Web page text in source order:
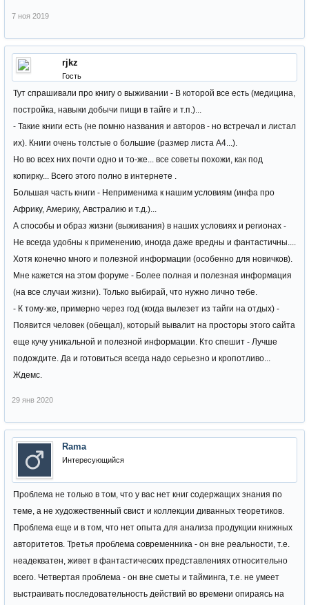
7 ноя 2019
rjkz
Гость
Тут спрашивали про книгу о выживании - В которой все есть (медицина,
постройка, навыки добычи пищи в тайге и т.п.)...
- Такие книги есть (не помню названия и авторов - но встречал и листал
их). Книги очень толстые о большие (размер листа А4...).
Но во всех них почти одно и то-же... все советы похожи, как под
копирку... Всего этого полно в интернете .
Большая часть книги - Неприменима к нашим условиям (инфа про
Африку, Америку, Австралию и т.д.)...
А способы и образ жизни (выживания) в наших условиях и регионах -
Не всегда удобны к применению, иногда даже вредны и фантастичны....
Хотя конечно много и полезной информации (особенно для новичков).
Мне кажется на этом форуме - Более полная и полезная информация
(на все случаи жизни). Только выбирай, что нужно лично тебе.
- К тому-же, примерно через год (когда вылезет из тайги на отдых) -
Появится человек (обещал), который вывалит на просторы этого сайта
еще кучу уникальной и полезной информации. Кто спешит - Лучше
подождите. Да и готовиться всегда надо серьезно и кропотливо...
Ждемс.
29 янв 2020
Rama
Интересующийся
Проблема не только в том, что у вас нет книг содержащих знания по
теме, а не художественный свист и коллекции диванных теоретиков.
Проблема еще и в том, что нет опыта для анализа продукции книжных
авторитетов. Третья проблема современника - он вне реальности, т.е.
неадекватен, живет в фантастических представлениях относительно
всего. Четвертая проблема - он вне сметы и тайминга, т.е. не умеет
выстраивать последовательность действий во времени опираясь на